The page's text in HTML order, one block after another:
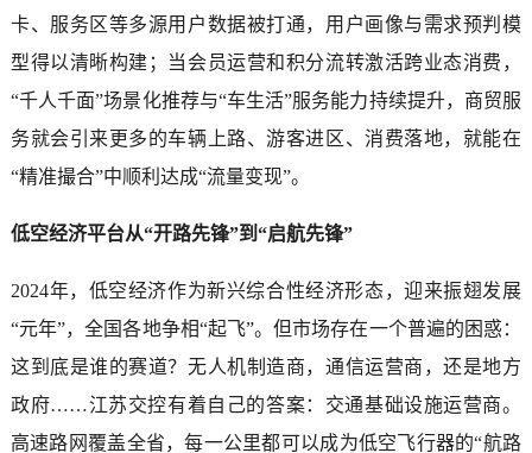
卡、服务区等多源用户数据被打通，用户画像与需求预判模
型得以清晰构建；当会员运营和积分流转激活跨业态消费，
“千人千面”场景化推荐与“车生活”服务能力持续提升，商贸服
务就会引来更多的车辆上路、游客进区、消费落地，就能在
“精准撮合”中顺利达成“流量变现”。
低空经济平台从“开路先锋”到“启航先锋”
2024年，低空经济作为新兴综合性经济形态，迎来振翅发展
“元年”，全国各地争相“起飞”。但市场存在一个普遍的困惑：
这到底是谁的赛道？无人机制造商，通信运营商，还是地方
政府……江苏交控有着自己的答案：交通基础设施运营商。
高速路网覆盖全省，每一公里都可以成为低空飞行器的“航路